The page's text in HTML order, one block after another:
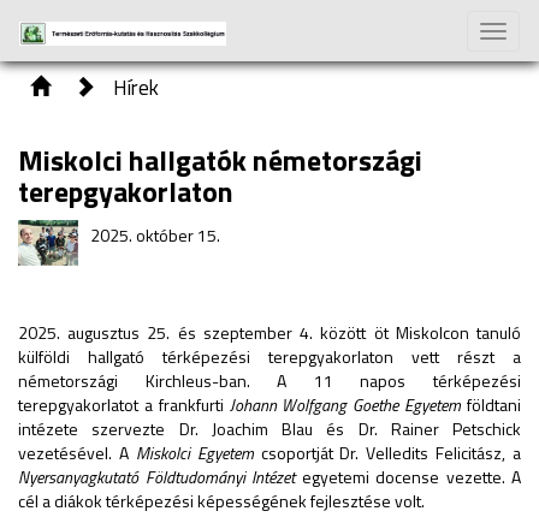
Toggle
Hírek
Miskolci hallgatók németországi
terepgyakorlaton
2025. október 15.
2025. augusztus 25. és szeptember 4. között öt Miskolcon tanuló
külföldi hallgató térképezési terepgyakorlaton vett részt a
németországi Kirchleus-ban. A 11 napos térképezési
terepgyakorlatot a frankfurti Johann Wolfgang Goethe Egyetem földtani
intézete szervezte Dr. Joachim Blau és Dr. Rainer Petschick
vezetésével. A Miskolci Egyetemcsoportját Dr. Velledits Felicitász, a
Nyersanyagkutató Földtudományi Intézetegyetemi docense vezette. A
cél a diákok térképezési képességének fejlesztése volt.